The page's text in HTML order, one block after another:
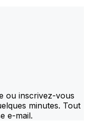
ou inscrivez-vous
minutes. Tout
e-mail.